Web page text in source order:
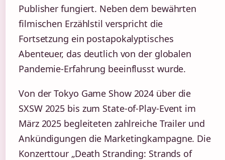
Publisher fungiert. Neben dem bewährten
filmischen Erzählstil verspricht die
Fortsetzung ein postapokalyptisches
Abenteuer, das deutlich von der globalen
Pandemie-Erfahrung beeinflusst wurde.
Von der Tokyo Game Show 2024 über die
SXSW 2025 bis zum State-of-Play-Event im
März 2025 begleiteten zahlreiche Trailer und
Ankündigungen die Marketingkampagne. Die
Konzerttour „Death Stranding: Strands of